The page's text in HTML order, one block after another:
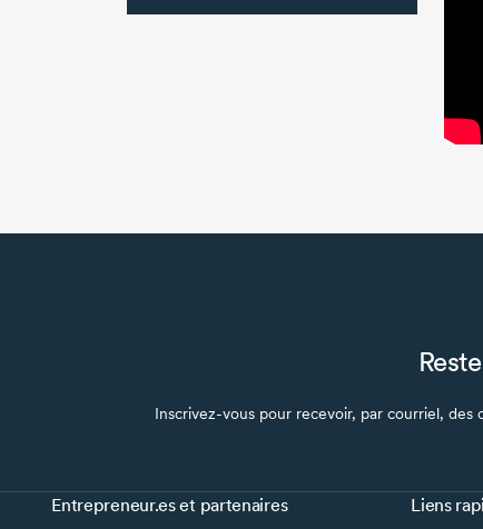
Inscrivez-vous pour recevoir, par courriel, des
Entrepreneur.es et partenaires Liens